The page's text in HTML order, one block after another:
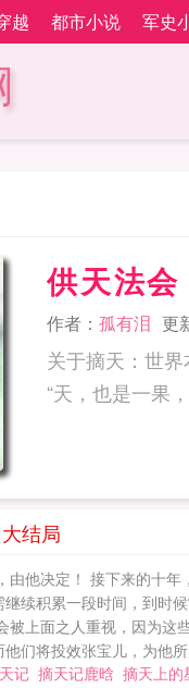
越 都市小说 军史
供天法会
作者： 孤有泪 更
关于摘天：世
结局
由他决定！ 接下来的十
续积累一段时间，到时
被上面之人重视，因为
们将投效张宝儿，为他
记 摘天记鹿晗 摘天上的